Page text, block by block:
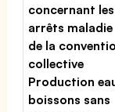
concernant les
arrêts maladie
de la
collective
Production
boissons sans